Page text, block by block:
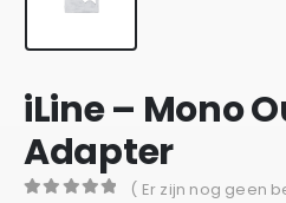
iLine – Mono
Adapter
( Er zijn nog geen